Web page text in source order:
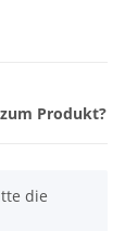
Produkt?
die